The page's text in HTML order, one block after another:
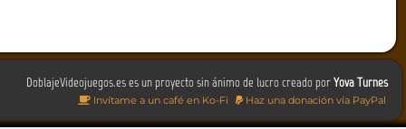
DoblajeVideojuegos.es es un proyecto sin ánimo de lucro creado porYova Turnes
Invítame a un café en Ko-Fi Haz una donación vía PayPal